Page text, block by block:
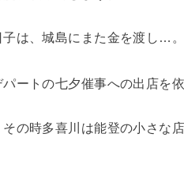
は、城島にまた金を渡し…
ートの七夕催事への出店を依
の時多喜川は能登の小さな